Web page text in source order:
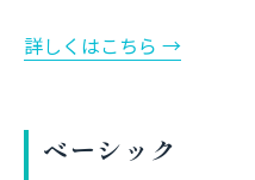
詳しくはこちら →
ベーシック